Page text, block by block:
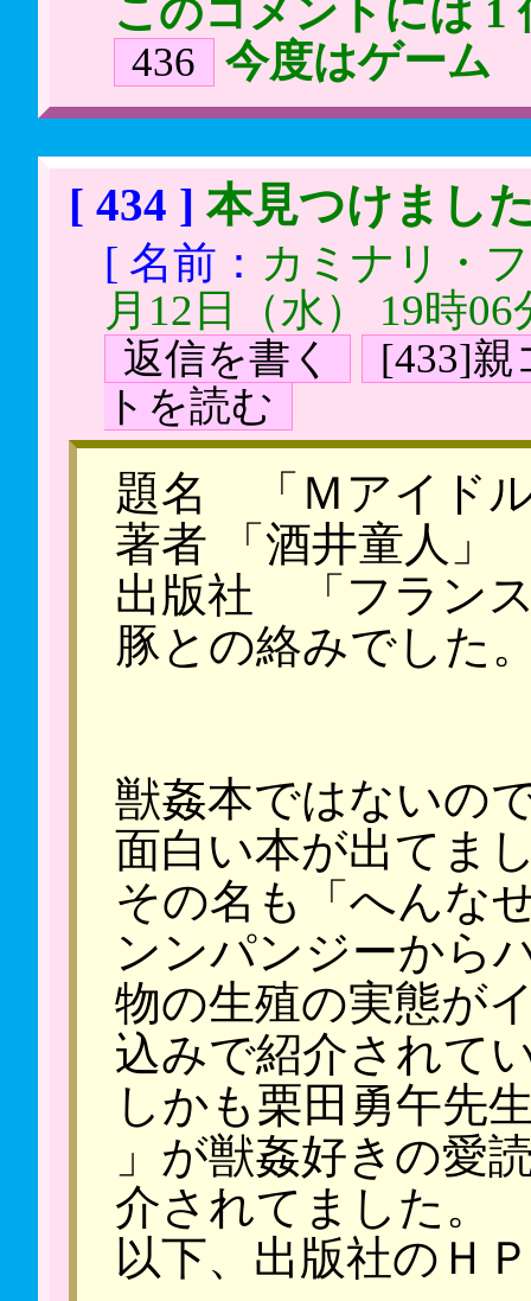
このコメントには 1
436 今度はゲーム
[ 434 ] 本見つけまし
[ 名前： カミナリ・
月12日（水） 19時06
返信を書く
[433]親
トを読む
題名 「Ｍアイド
著者 「酒井童人
出版社 「フラン
豚との絡みでした
獣姦本ではないの
面白い本が出てま
その名も「へんな
ンンパンジーから
物の生殖の実態が
込みで紹介されて
しかも栗田勇午先
」が獣姦好きの愛
介されてました。
以下、出版社のＨ